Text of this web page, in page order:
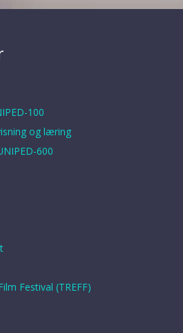
100
og læring
600
Festival (TREFF)